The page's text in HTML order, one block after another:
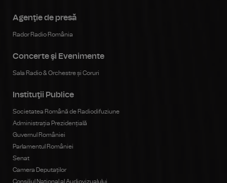
Agenţie de presă
Rador Radio România
Concerte şi Evenimente
Sala Radio & Orchestre și Coruri
Instituţii Publice
Societatea Română de Radiodifuziune
Administrația Prezidențială
Guvernul României
Parlamentul României
Senat
Camera Deputaților
Consiliul Național al Audiovizualului